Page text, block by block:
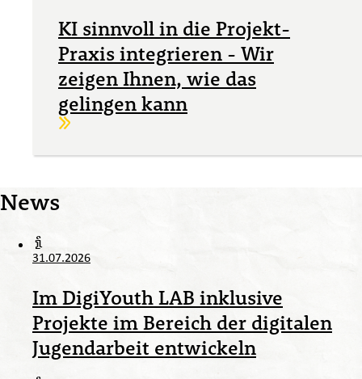
KI sinnvoll in die Projekt-
Praxis integrieren - Wir
zeigen Ihnen, wie das
gelingen kann
Weiterlesen
News
31.07.2026
Im DigiYouth LAB inklusive
Projekte im Bereich der digitalen
Jugendarbeit entwickeln